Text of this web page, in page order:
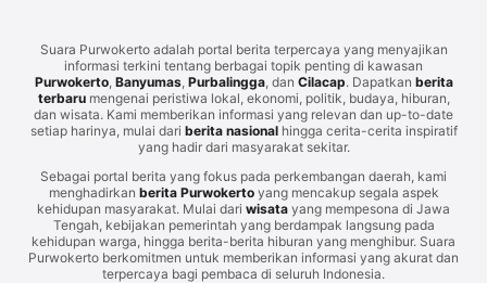
Suara Purwokerto adalah portal berita terpercaya yang menyajikan
informasi terkini tentang berbagai topik penting di kawasan
Purwokerto, Banyumas, Purbalingga, dan Cilacap. Dapatkan berita
terbarumengenai peristiwa lokal, ekonomi, politik, budaya, hiburan,
dan wisata. Kami memberikan informasi yang relevan dan up-to-date
setiap harinya, mulai dari berita nasionalhingga cerita-cerita inspiratif
yang hadir dari masyarakat sekitar.
Sebagai portal berita yang fokus pada perkembangan daerah, kami
menghadirkan berita Purwokertoyang mencakup segala aspek
kehidupan masyarakat. Mulai dari wisata yang mempesona di Jawa
Tengah, kebijakan pemerintah yang berdampak langsung pada
kehidupan warga, hingga berita-berita hiburan yang menghibur. Suara
Purwokerto berkomitmen untuk memberikan informasi yang akurat dan
terpercaya bagi pembaca di seluruh Indonesia.